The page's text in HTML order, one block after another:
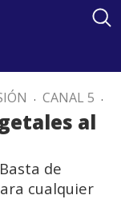
. CANAL 5 .
al
de
cualquier